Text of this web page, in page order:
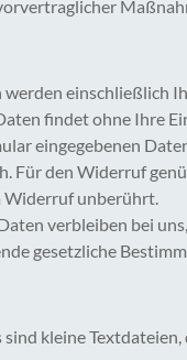
einschließlich
findet ohne Ihre
eingegebenen
Für den Widerruf
Widerruf unberührt.
verbleiben bei
gesetzliche
kleine